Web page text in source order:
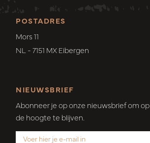
POSTADRES
Mors 11
NL - 7151 MX Eibergen
NIEUWSBRIEF
Abonneer je op onze nieuwsbrief om op
de hoogte te blijven.